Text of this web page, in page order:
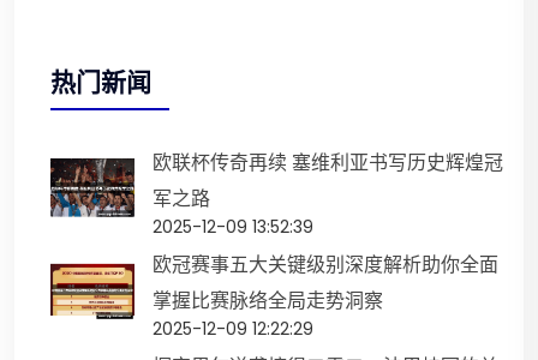
热门新闻
欧联杯传奇再续 塞维利亚书写历史辉煌冠
军之路
2025-12-09 13:52:39
欧冠赛事五大关键级别深度解析助你全面
掌握比赛脉络全局走势洞察
2025-12-09 12:22:29